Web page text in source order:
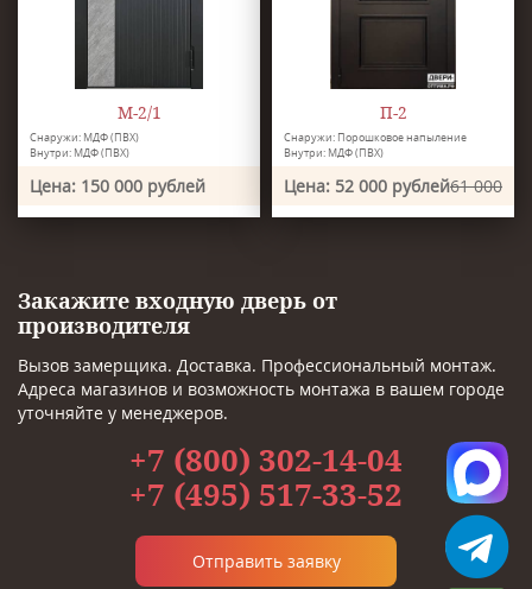
М-2/1
Снаружи: МДФ (ПВХ)
Внутри: МДФ (ПВХ)
Цена: 150 000 рублей
П-2
Снаружи: Порошковое напыление
Внутри: МДФ (ПВХ)
Цена: 52 000 рублей61 000
Закажите входную дверь от
производителя
Вызов замерщика. Доставка. Профессиональный монтаж.
Адреса магазинов и возможность монтажа в вашем городе
уточняйте у менеджеров.
+7 (800) 302-14-04
+7 (495) 517-33-52
Отправить заявку